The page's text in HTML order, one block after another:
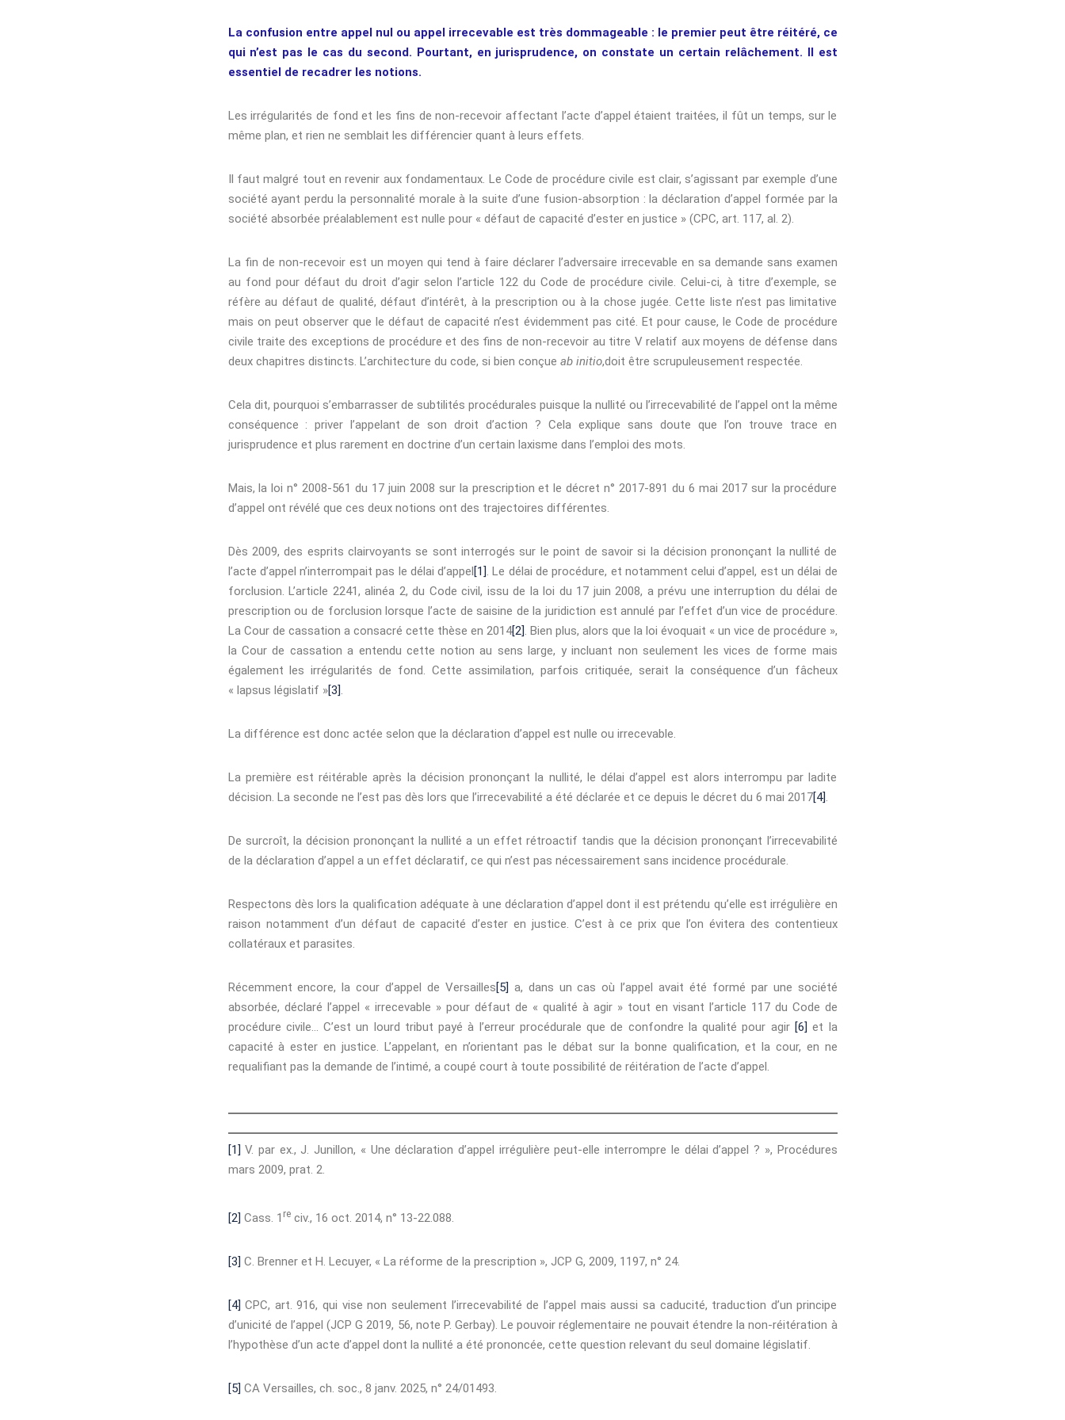
La confusion entre appel nul ou appel irrecevable est très dommageable : le premier peut être réitéré, ce
qui n’est pas le cas du second. Pourtant, en jurisprudence, on constate un certain relâchement. Il est
essentiel de recadrer les notions.
Les irrégularités de fond et les fins de non-recevoir affectant l’acte d’appel étaient traitées, il fût un temps, sur le
même plan, et rien ne semblait les différencier quant à leurs effets.
Il faut malgré tout en revenir aux fondamentaux. Le Code de procédure civile est clair, s’agissant par exemple d’une
société ayant perdu la personnalité morale à la suite d’une fusion-absorption : la déclaration d’appel formée par la
société absorbée préalablement est nulle pour « défaut de capacité d’ester en justice » (CPC, art. 117, al. 2).
La fin de non-recevoir est un moyen qui tend à faire déclarer l’adversaire irrecevable en sa demande sans examen
au fond pour défaut du droit d’agir selon l’article 122 du Code de procédure civile. Celui-ci, à titre d’exemple, se
réfère au défaut de qualité, défaut d’intérêt, à la prescription ou à la chose jugée. Cette liste n’est pas limitative
mais on peut observer que le défaut de capacité n’est évidemment pas cité. Et pour cause, le Code de procédure
civile traite des exceptions de procédure et des fins de non-recevoir au titre V relatif aux moyens de défense dans
deux chapitres distincts. L’architecture du code, si bien conçue ab initio,doit être scrupuleusement respectée.
Cela dit, pourquoi s’embarrasser de subtilités procédurales puisque la nullité ou l’irrecevabilité de l’appel ont la même
conséquence : priver l’appelant de son droit d’action ? Cela explique sans doute que l’on trouve trace en
jurisprudence et plus rarement en doctrine d’un certain laxisme dans l’emploi des mots.
Mais, la loi n° 2008-561 du 17 juin 2008 sur la prescription et le décret n° 2017-891 du 6 mai 2017 sur la procédure
d’appel ont révélé que ces deux notions ont des trajectoires différentes.
Dès 2009, des esprits clairvoyants se sont interrogés sur le point de savoir si la décision prononçant la nullité de
l’acte d’appel n’interrompait pas le délai d’appel[1]. Le délai de procédure, et notamment celui d’appel, est un délai de
forclusion. L’article 2241, alinéa 2, du Code civil, issu de la loi du 17 juin 2008, a prévu une interruption du délai de
prescription ou de forclusion lorsque l’acte de saisine de la juridiction est annulé par l’effet d’un vice de procédure.
La Cour de cassation a consacré cette thèse en 2014[2]. Bien plus, alors que la loi évoquait « un vice de procédure »,
la Cour de cassation a entendu cette notion au sens large, y incluant non seulement les vices de forme mais
également les irrégularités de fond. Cette assimilation, parfois critiquée, serait la conséquence d’un fâcheux
« lapsus législatif »[3].
La différence est donc actée selon que la déclaration d’appel est nulle ou irrecevable.
La première est réitérable après la décision prononçant la nullité, le délai d’appel est alors interrompu par ladite
décision. La seconde ne l’est pas dès lors que l’irrecevabilité a été déclarée et ce depuis le décret du 6 mai 2017[4].
De surcroît, la décision prononçant la nullité a un effet rétroactif tandis que la décision prononçant l’irrecevabilité
de la déclaration d’appel a un effet déclaratif, ce qui n’est pas nécessairement sans incidence procédurale.
Respectons dès lors la qualification adéquate à une déclaration d’appel dont il est prétendu qu’elle est irrégulière en
raison notamment d’un défaut de capacité d’ester en justice. C’est à ce prix que l’on évitera des contentieux
collatéraux et parasites.
Récemment encore, la cour d’appel de Versailles[5] a, dans un cas où l’appel avait été formé par une société
absorbée, déclaré l’appel « irrecevable » pour défaut de « qualité à agir » tout en visant l’article 117 du Code de
procédure civile… C’est un lourd tribut payé à l’erreur procédurale que de confondre la qualité pour agir [6] et la
capacité à ester en justice. L’appelant, en n’orientant pas le débat sur la bonne qualification, et la cour, en ne
requalifiant pas la demande de l’intimé, a coupé court à toute possibilité de réitération de l’acte d’appel.
[1] V. par ex., J. Junillon, « Une déclaration d’appel irrégulière peut-elle interrompre le délai d’appel ? », Procédures
mars 2009, prat. 2.
[2] Cass. 1 reciv., 16 oct. 2014, n° 13-22.088.
[3] C. Brenner et H. Lecuyer, « La réforme de la prescription », JCP G, 2009, 1197, n° 24.
[4] CPC, art. 916, qui vise non seulement l’irrecevabilité de l’appel mais aussi sa caducité, traduction d’un principe
d’unicité de l’appel (JCP G 2019, 56, note P. Gerbay). Le pouvoir réglementaire ne pouvait étendre la non-réitération à
l’hypothèse d’un acte d’appel dont la nullité a été prononcée, cette question relevant du seul domaine législatif.
[5] CA Versailles, ch. soc., 8 janv. 2025, n° 24/01493.